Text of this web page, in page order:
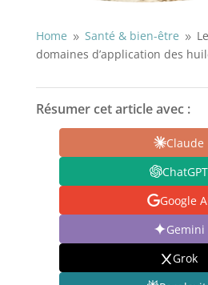
Home 9 Santé & bien-être 9
domaines d’application des
Résumer cet article avec :
Claude
ChatGPT
Google
Gemini
Grok